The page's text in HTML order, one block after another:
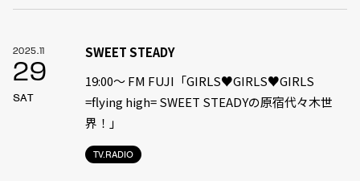
2025.11
29
SAT
TV.RADIO
SWEET STEADY
19:00〜 FM FUJI「GIRLS♥GIRLS♥GIRLS
=flying high= SWEET STEADYの原宿代々木世
界！」